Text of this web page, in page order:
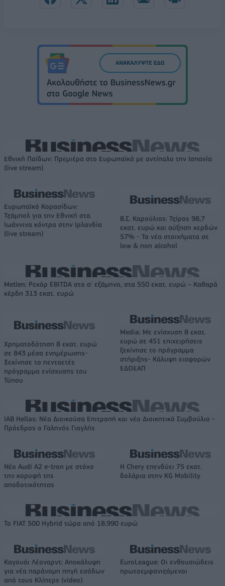
Εθνική Παίδων: Πρεμιέρα στο Ευρωπαϊκό με αντίπαλο την Ισπανία
(live stream)
Ευρωπαϊκό Κορασίδων:
Τζάμπολ για την Εθνική στα
Ιωάννινα κόντρα στην Ιρλανδία
(live stream)
Β.Σ. Καρούλιας: Τζίρος 98,7
εκατ. ευρώ και αύξηση κερδών
57% - Τα νέα στοιχήματα σε
low & non alcohol
Metlen: Ρεκόρ EBITDA στο α' εξάμηνο, στα 550 εκατ. ευρώ – Καθαρά
κέρδη 313 εκατ. ευρώ
Χρηματοδότηση 8 εκατ. ευρώ
σε 843 μέσα ενημέρωσης-
Ξεκίνησε το πενταετές
πρόγραμμα ενίσχυσης του
Τύπου
Media: Με ενίσχυση 8 εκατ.
ευρώ σε 451 επιχειρήσεις
ξεκίνησε το πρόγραμμα
στήριξης- Κάλυψη εισφορών
ΕΔΟΕΑΠ
IAB Hellas: Νέα Διοικούσα Επιτροπή και νέο Διοικητικό Συμβούλιο -
Πρόεδρος ο Γαληνός Γιαγλής
Νέο Audi A2 e-tron με στόχο
την κορυφή της
αποδοτικότητας
Η Chery επενδύει 75 εκατ.
δολάρια στην KG Mobility
Το FIAT 500 Hybrid τώρα από 18.990 ευρώ
Καγουάι Λέοναρντ: Αποκάλυψη
για νέα παράνομη πηγή εσόδων
από τους Κλίπερς (video)
EuroLeague: Οι ενθουσιώδεις
πρωτοεμφανιζόμενοι